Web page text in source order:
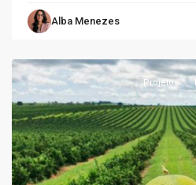
Alba Menezes
Luzia
do
Projetos